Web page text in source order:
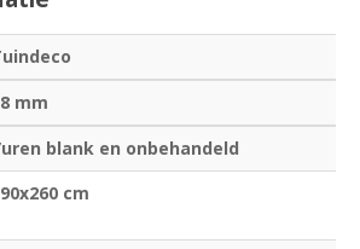
mm
blank en onbehandeld
cm